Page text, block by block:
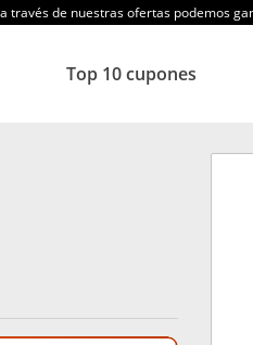
través de nuestras ofertas podemos
Top 10 cupones